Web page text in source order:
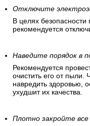
Отключите
В целях
рекомендуется
Наведите порядок в
Рекомендуется
очистить его от пыли.
навредить здоровью,
ухудшит их качества.
Плотно закройте все